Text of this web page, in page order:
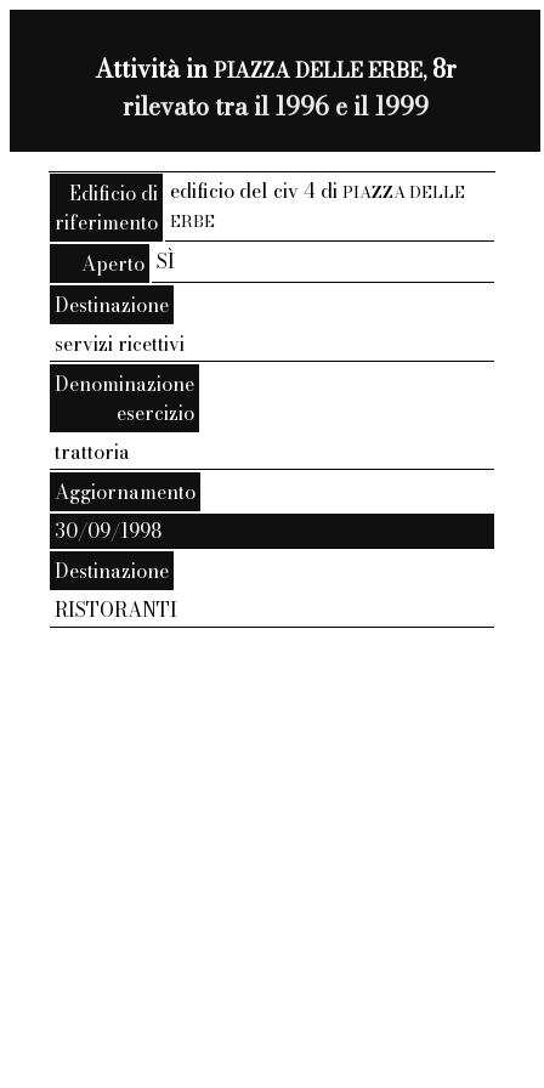
Attività inPIAZZA DELLE ERBE,8r
rilevato tra il 1996 e il 1999
Edificio di
riferimento
edificio del civ 4 diPIAZZA DELLE
ERBE
Aperto SÌ
Destinazione
servizi ricettivi
Denominazione
esercizio
trattoria
Aggiornamento
30/09/1998
Destinazione
RISTORANTI